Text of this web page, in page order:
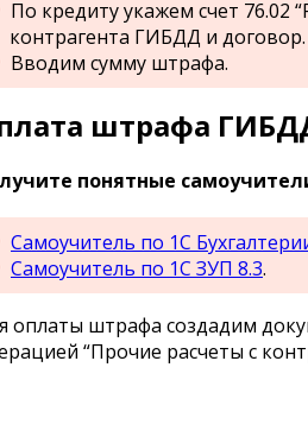
По кредиту укажем счет 76.02
контрагента ГИБДД и договор.
Вводим сумму штрафа.
штрафа
понятные
Самоучитель по 1С
Самоучитель по 1С ЗУП 8.3.
оплаты штрафа создадим
“Прочие расчеты с